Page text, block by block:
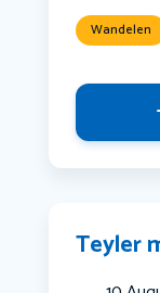
Wandelen
Teyler